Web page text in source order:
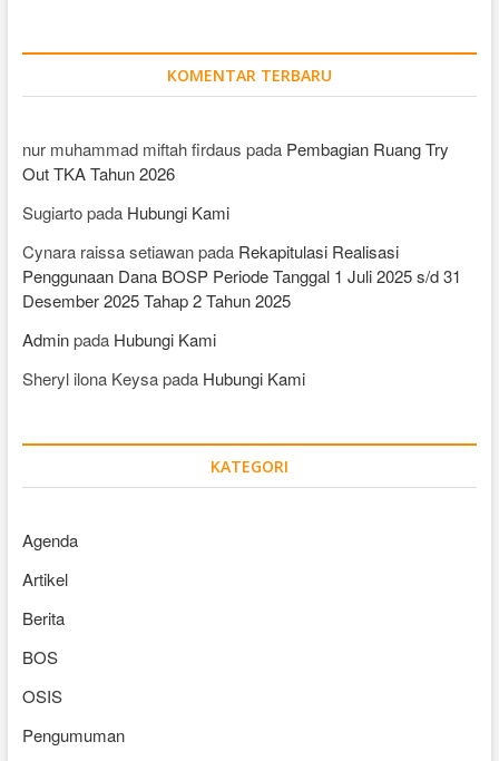
KOMENTAR TERBARU
nur muhammad miftah firdaus pada Pembagian Ruang Try
Out TKA Tahun 2026
Sugiartopada Hubungi Kami
Cynara raissa setiawanpada Rekapitulasi Realisasi
Penggunaan Dana BOSP Periode Tanggal 1 Juli 2025 s/d 31
Desember 2025 Tahap 2 Tahun 2025
Adminpada Hubungi Kami
Sheryl ilona Keysapada Hubungi Kami
KATEGORI
Agenda
Artikel
Berita
BOS
OSIS
Pengumuman